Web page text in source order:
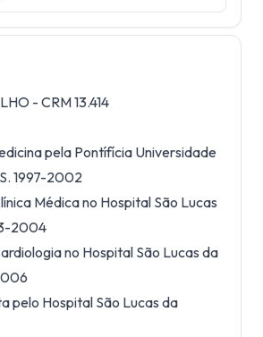
- CRM 13.414
pela Pontífícia Universidade
1997-2002
Médica no Hospital São Lucas
2004
no Hospital São Lucas da
pelo Hospital São Lucas da